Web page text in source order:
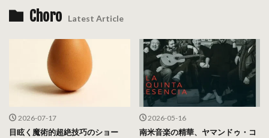
Choro Latest Article
2026-07-17
目眩く魔術的超絶技巧のショー
2026-05-16
南米音楽の精華、ヤマンドゥ・コ